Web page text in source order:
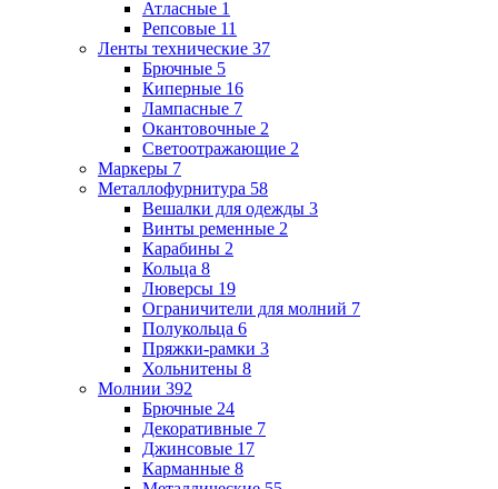
Атласные 1
Репсовые 11
Ленты технические 37
Брючные 5
Киперные 16
Лампасные 7
Окантовочные 2
Светоотражающие 2
Маркеры 7
Металлофурнитура 58
Вешалки для одежды 3
Винты ременные 2
Карабины 2
Кольца 8
Люверсы 19
Ограничители для молний 7
Полукольца 6
Пряжки-рамки 3
Хольнитены 8
Молнии 392
Брючные 24
Декоративные 7
Джинсовые 17
Карманные 8